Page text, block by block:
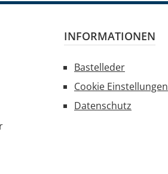
INFORMATIONEN
Bastelleder
Cookie Einstellungen
Datenschutz